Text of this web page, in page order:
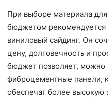
При выборе материала
бюджетом рекомендуется
виниловый сайдинг. Он
цену, долговечность и
бюджет позволяет, можно
фиброцементные панели,
обеспечат более высокую